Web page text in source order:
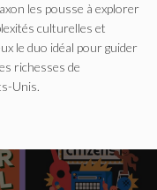
les pousse à explorer
culturelles et
le duo idéal pour guider
richesses de
Unis.